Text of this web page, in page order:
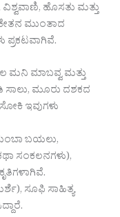
ಹೊಸತು ಮತ್ತು
ಮುಂತಾದ
ಪ್ರಕಟವಾಗಿವೆ.
ಮನಿ ಮಾಬವ್ವ ಮತ್ತು
ಮೂರು ದಶಕದ
ಇವುಗಳು
ಬಯಲು,
ಸಂಕಲನಗಳು),
ಸೂಫಿ ಸಾಹಿತ್ಯ